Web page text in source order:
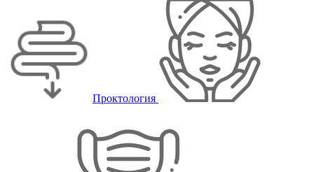
Проктология